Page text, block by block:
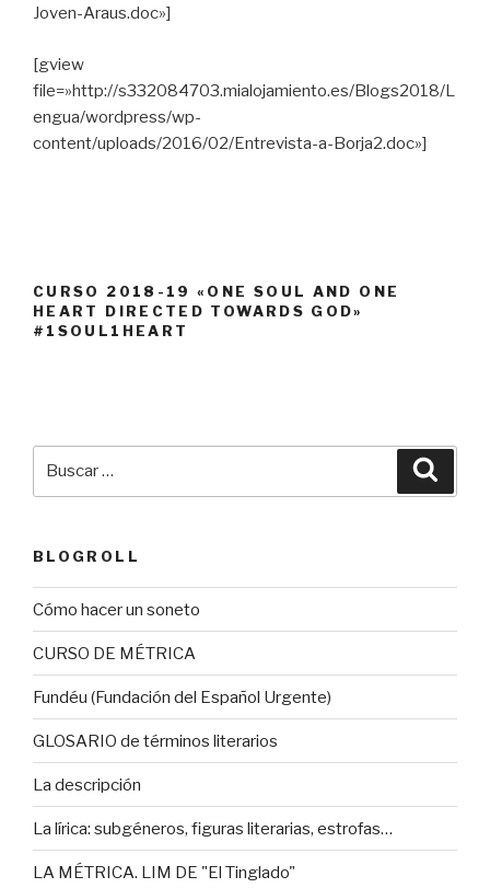
Joven-Araus.doc»]
[gview
file=»http://s332084703.mialojamiento.es/Blogs2018/L
engua/wordpress/wp-
content/uploads/2016/02/Entrevista-a-Borja2.doc»]
CURSO 2018-19 «ONE SOUL AND ONE
HEART DIRECTED TOWARDS GOD»
#1SOUL1HEART
BLOGROLL
Cómo hacer un soneto
CURSO DE MÉTRICA
Fundéu (Fundación del Español Urgente)
GLOSARIO de términos literarios
La descripción
La lírica: subgéneros, figuras literarias, estrofas…
LA MÉTRICA. LIM DE "El Tinglado"